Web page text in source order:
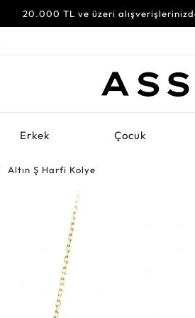
20.000 TL ve üzeri
Erkek Çocuk
Altın Ş Harfi Kolye